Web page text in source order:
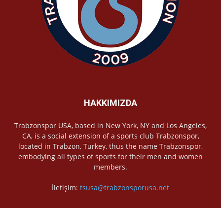
HAKKIMIZDA
Trabzonspor USA, based in New York, NY and Los Angeles,
CA, is a social extension of a sports club Trabzonspor,
located in Trabzon, Turkey, thus the name Trabzonspor,
embodying all types of sports for their men and women
members.
İletişim: tsusa@trabzonsporusa.net